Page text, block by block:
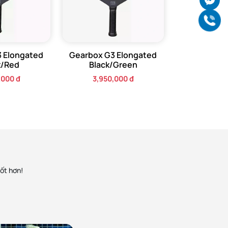
xác
Elongated
Red
đ
Gearbox G3 Elongated
Black/Green
3,950,000 đ
hơn!